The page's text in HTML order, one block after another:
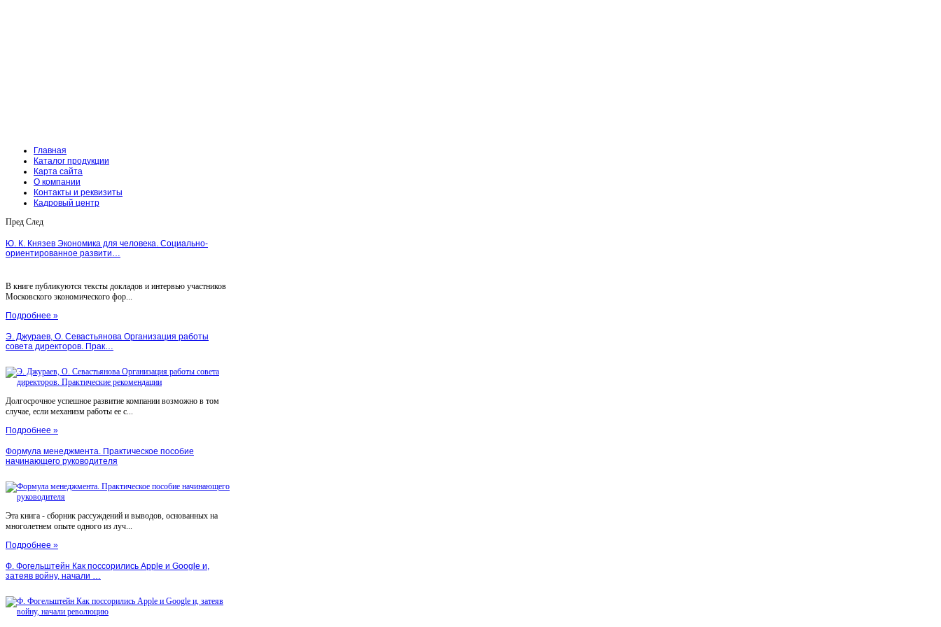
Главная
Каталог продукции
Карта сайта
О компании
Контакты и реквизиты
Кадровый центр
Пред След
Ю. К. Князев Экономика для человека. Социально-
ориентированное развити…
В книге публикуются тексты докладов и интервью участников
Московского экономического фор...
Подробнее »
Э. Джураев, О. Севастьянова Организация работы
совета директоров. Прак…
Долгосрочное успешное развитие компании возможно в том
случае, если механизм работы ее с...
Подробнее »
Формула менеджмента. Практическое пособие
начинающего руководителя
Эта книга - сборник рассуждений и выводов, основанных на
многолетнем опыте одного из луч...
Подробнее »
Ф. Фогельштейн Как поссорились Apple и Google и,
затеяв войну, начали …